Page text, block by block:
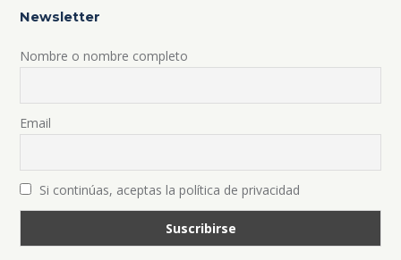
Newsletter
Nombre o nombre completo
Email
Si continúas, aceptas la política de privacidad